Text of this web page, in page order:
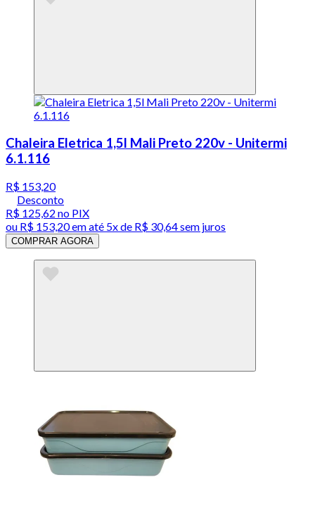
Chaleira Eletrica 1,5l Mali Preto 220v - Unitermi
6.1.116
R$ 153,20
Desconto
R$ 125,62 no PIX
ou R$ 153,20em até 5x de R$ 30,64 sem juros
COMPRAR AGORA